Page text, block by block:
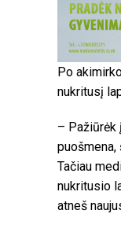
Po
nukritusį
– Pažiūrėk
Tačiau
nukritusio
atneš